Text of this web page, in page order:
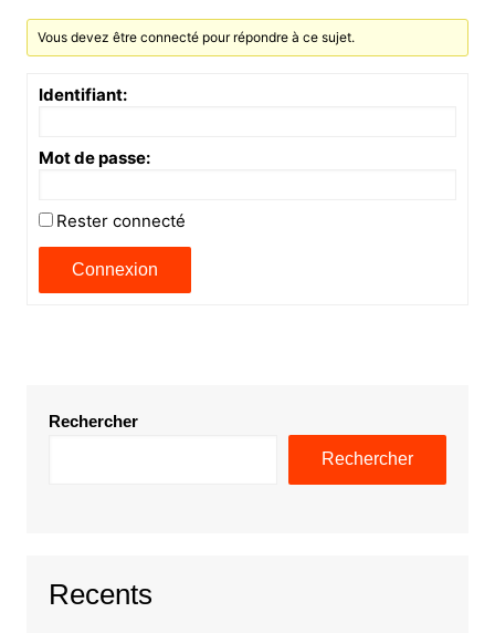
Vous devez être connecté pour répondre à ce sujet.
Identifiant:
Mot de passe:
Rester connecté
Connexion
Rechercher
Rechercher
Recents